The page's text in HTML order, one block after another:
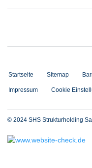
Startseite Sitemap
Impressum Cookie
© 2024 SHS Strukturholding